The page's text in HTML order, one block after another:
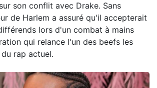
son conflit avec Drake. Sans
de Harlem a assuré qu'il accepterait
lors d'un combat à mains
qui relance l'un des beefs les
rap actuel.